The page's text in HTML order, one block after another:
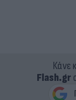
Κάνε
Flash.gr